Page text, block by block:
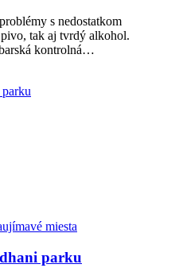
s nedostatkom
tak aj tvrdý alkohol.
kontrolná…
parku